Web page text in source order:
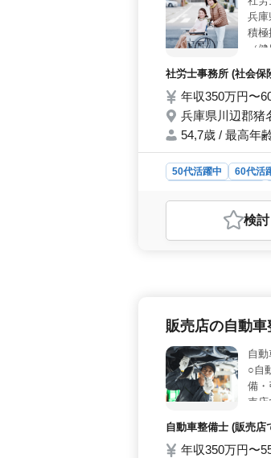
兵庫
積極
（
間制
社
待ち
社労士事務所 (社会保
年収350万円〜
兵庫県川辺郡猪
54,7歳 / 最高年
50代活躍中 60代活
おすすめポイント
＜キャリアチャレ
サポートもありま
ベテランとの連携
検
販売店の自動車
○自
備・
売店
自動車整備士 (販売店
年収350万円〜